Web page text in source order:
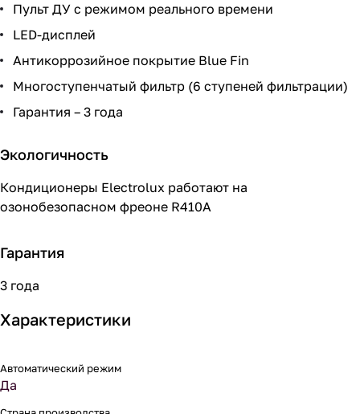
Пульт ДУ с режимом реального времени
LED-дисплей
Антикоррозийное покрытие Blue Fin
Многоступенчатый фильтр (6 ступеней фильтрации)
Гарантия – 3 года
Экологичность
Кондиционеры Electrolux работают на
озонобезопасном фреоне R410A
Гарантия
3 года
Характеристики
Автоматический режим
Да